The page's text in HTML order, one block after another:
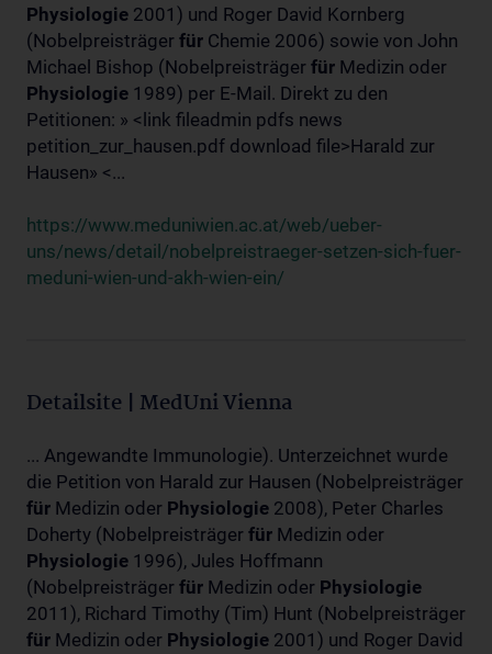
Physiologie 2001) und Roger David Kornberg
(Nobelpreisträger für Chemie 2006) sowie von John
Michael Bishop (Nobelpreisträger für Medizin oder
Physiologie 1989) per E-Mail. Direkt zu den
Petitionen: » <link fileadmin pdfs news
petition_zur_hausen.pdf download file>Harald zur
Hausen» <...
https://www.meduniwien.ac.at/web/ueber-
uns/news/detail/nobelpreistraeger-setzen-sich-fuer-
meduni-wien-und-akh-wien-ein/
Detailsite | MedUni Vienna
... Angewandte Immunologie). Unterzeichnet wurde
die Petition von Harald zur Hausen (Nobelpreisträger
für Medizin oder Physiologie 2008), Peter Charles
Doherty (Nobelpreisträger für Medizin oder
Physiologie 1996), Jules Hoffmann
(Nobelpreisträger für Medizin oder Physiologie
2011), Richard Timothy (Tim) Hunt (Nobelpreisträger
für Medizin oder Physiologie 2001) und Roger David